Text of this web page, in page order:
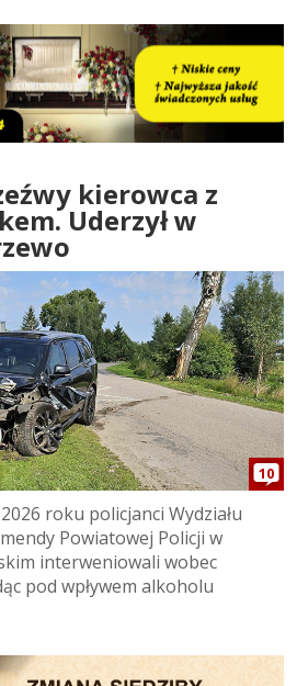
kierowca z
Uderzył w
10
roku policjanci Wydziału
Powiatowej Policji w
interweniowali wobec
pod wpływem alkoholu